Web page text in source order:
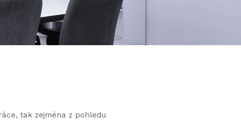
tak zejména z pohledu